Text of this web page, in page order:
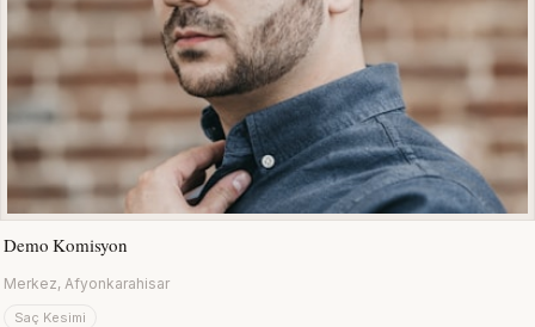
Demo Komisyon
Merkez, Afyonkarahisar
Saç Kesimi